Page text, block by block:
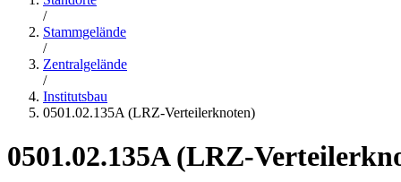
/
Stammgelände
/
Zentralgelände
/
Institutsbau
0501.02.135A (LRZ-Verteilerknoten)
0501.02.135A (LRZ-